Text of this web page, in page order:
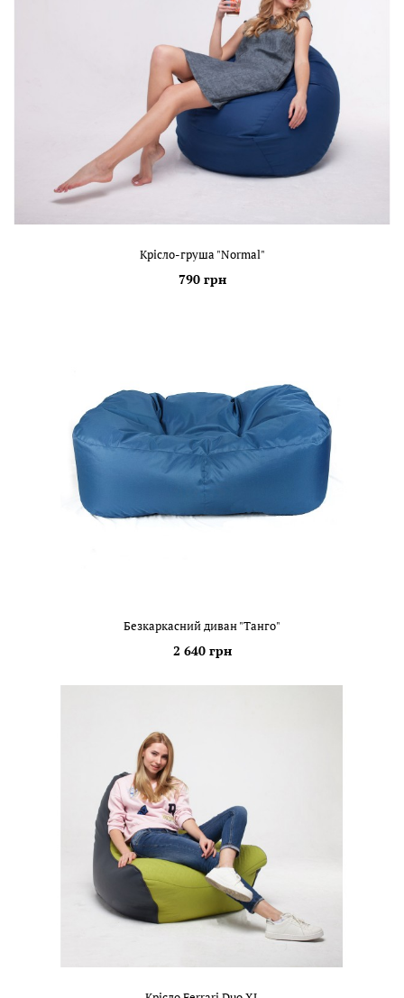
Крісло-груша "Normal"
790 грн
Безкаркасний диван "Танго"
2 640 грн